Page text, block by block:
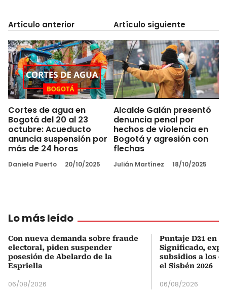
Artículo anterior
Cortes de agua en
Bogotá del 20 al 23
octubre: Acueducto
anuncia suspensión por
más de 24 horas
Daniela Puerto 20/10/2025
Artículo siguiente
Alcalde Galán presentó
denuncia penal por
hechos de violencia en
Bogotá y agresión con
flechas
Julián Martínez 18/10/2025
Lo más leído
Con nueva demanda sobre fraude
electoral, piden suspender
posesión de Abelardo de la
Espriella
06/08/2026
Puntaje D21 en
Significado,
subsidios a los
el Sisbén 2026
06/08/2026